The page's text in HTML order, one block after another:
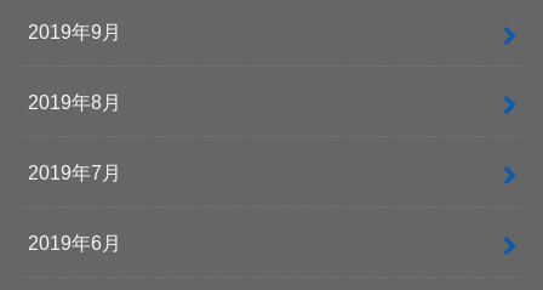
2019年9月
2019年8月
2019年7月
2019年6月